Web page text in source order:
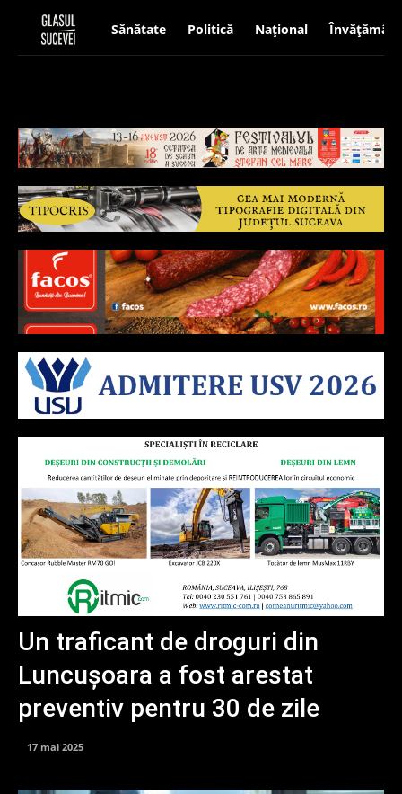
Sănătate Politică Național Învățământ
Un traficant de droguri din
Luncușoara a fost arestat
preventiv pentru 30 de zile
17 mai 2025